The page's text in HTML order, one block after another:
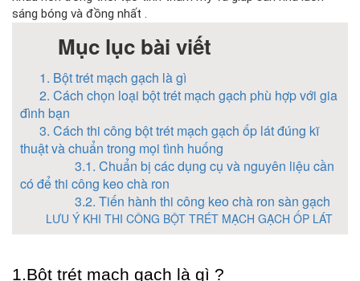
sáng bóng và đồng nhất .
Mục lục bài viết
1. Bột trét mạch gạch là gì
2. Cách chọn loại bột trét mạch gạch phù hợp với gia
đình bạn
3. Cách thi công bột trét mạch gạch ốp lát đúng kĩ
thuật và chuẩn trong mọi tình huống
3.1. Chuẩn bị các dụng cụ và nguyên liệu cần
có để thi công keo chà ron
3.2. Tiến hành thi công keo chà ron sàn gạch
LƯU Ý KHI THI CÔNG BỘT TRÉT MẠCH GẠCH ỐP LÁT
1.Bột trét mạch gạch là gì ?